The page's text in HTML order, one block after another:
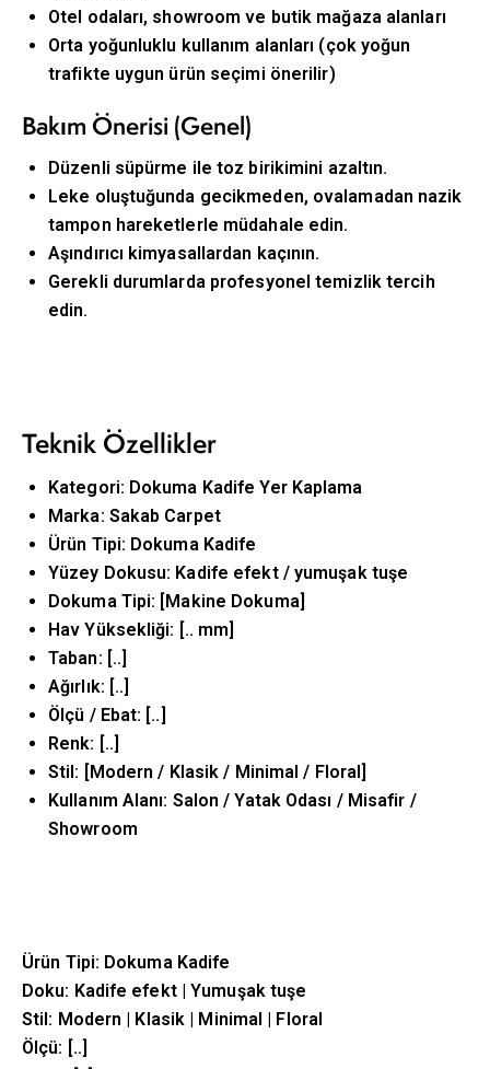
Otel odaları, showroom ve butik mağaza alanları
Orta yoğunluklu kullanım alanları (çok yoğun
trafikte uygun ürün seçimi önerilir)
Bakım Önerisi (Genel)
Düzenli süpürme ile toz birikimini azaltın.
Leke oluştuğunda gecikmeden, ovalamadan nazik
tampon hareketlerle müdahale edin.
Aşındırıcı kimyasallardan kaçının.
Gerekli durumlarda profesyonel temizlik tercih
edin.
Teknik Özellikler
Kategori: Dokuma Kadife Yer Kaplama
Marka: Sakab Carpet
Ürün Tipi: Dokuma Kadife
Yüzey Dokusu: Kadife efekt / yumuşak tuşe
Dokuma Tipi: [Makine Dokuma]
Hav Yüksekliği: [.. mm]
Taban: [..]
Ağırlık: [..]
Ölçü / Ebat: [..]
Renk: [..]
Stil: [Modern / Klasik / Minimal / Floral]
Kullanım Alanı: Salon / Yatak Odası / Misafir /
Showroom
Ürün Tipi: Dokuma Kadife
Doku: Kadife efekt | Yumuşak tuşe
Stil: Modern | Klasik | Minimal | Floral
Ölçü: [..]